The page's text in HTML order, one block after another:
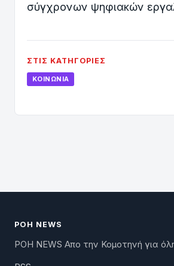
σύγχρονων ψηφιακών
ΣΤΙΣ ΚΑΤΗΓΟΡΊΕΣ
ΚΟΙΝΩΝΊΑ
ΡΟΗ NEWS
ΡΟΗ NEWS Απο την Κομοτηνή για